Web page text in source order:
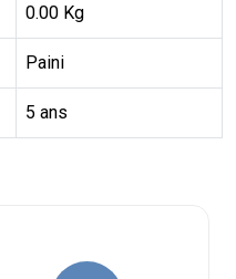
0.00 Kg
Paini
5 ans